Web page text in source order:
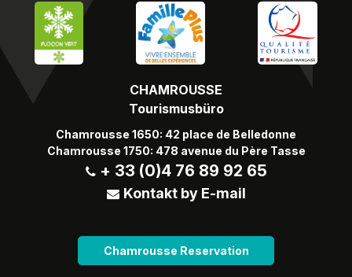
CHAMROUSSE
Tourismusbüro
Chamrousse 1650: 42 place de Belledonne
Chamrousse 1750: 478 avenue du Père Tasse
+ 33 (0)4 76 89 92 65
Kontakt by E-mail
Chamrousse Reservation